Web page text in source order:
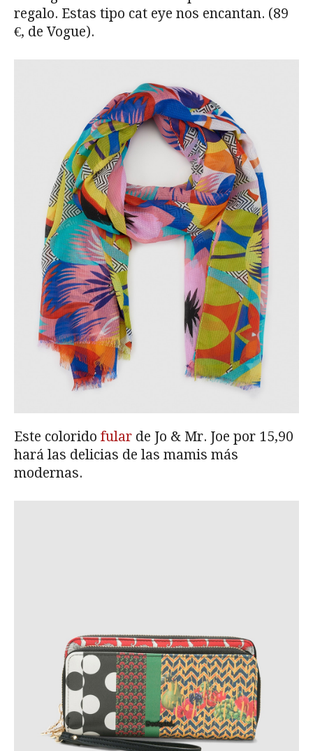
regalo. Estas tipo cat eye nos encantan. (89
€, de Vogue).
Este colorido fular de Jo & Mr. Joe por 15,90
hará las delicias de las mamis más
modernas.